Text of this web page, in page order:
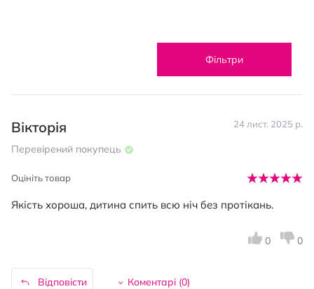
Фільтри
Вікторія
Перевірений покупець
24 лист. 2025 р.
Оцініть товар
Якість хороша, дитина спить всю ніч без протікань.
Відповісти Коментарі (0)
0 0